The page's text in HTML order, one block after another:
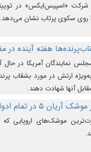
«اسپیس‌ایکس» در
روی سکوی پرتاب نشان می‌دهد.
هفته آینده در
نمایندگان آمریکا در
ارتش در مورد بشقاب
آنها شهادت دهند.
موشک‌های اروپایی که